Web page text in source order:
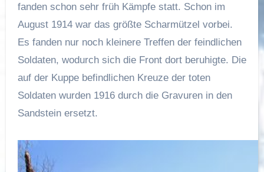
fanden schon sehr früh Kämpfe statt. Schon im
August 1914 war das größte Scharmützel vorbei.
Es fanden nur noch kleinere Treffen der feindlichen
Soldaten, wodurch sich die Front dort beruhigte. Die
auf der Kuppe befindlichen Kreuze der toten
Soldaten wurden 1916 durch die Gravuren in den
Sandstein ersetzt.